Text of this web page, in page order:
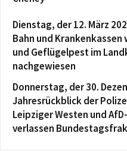
Dienstag, der 12. März
Bahn und
und Geflügelpest im
nachgewiesen
Donnerstag, der 30.
Jahresrückblick der
Leipziger Westen und
verlassen